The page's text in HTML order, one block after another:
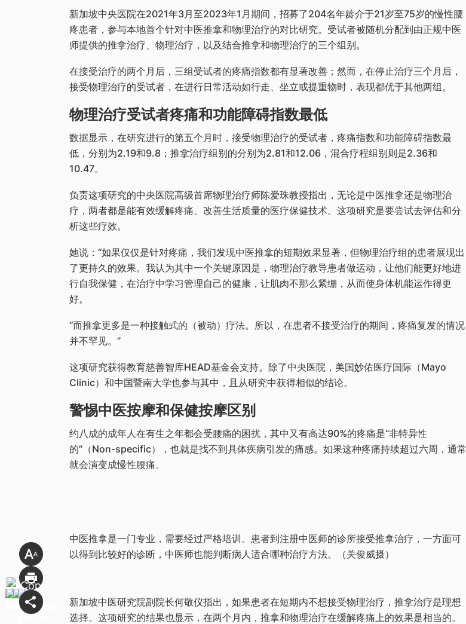
新加坡中央医院在2021年3月至2023年1月期间，招募了204名年龄介于21岁至75岁的慢性腰
疼患者，参与本地首个针对中医推拿和物理治疗的对比研究。受试者被随机分配到由正规中医
师提供的推拿治疗、物理治疗，以及结合推拿和物理治疗的三个组别。
在接受治疗的两个月后，三组受试者的疼痛指数都有显著改善；然而，在停止治疗三个月后，
接受物理治疗的受试者，在进行日常活动如行走、坐立或提重物时，表现都优于其他两组。
物理治疗受试者疼痛和功能障碍指数最低
数据显示，在研究进行的第五个月时，接受物理治疗的受试者，疼痛指数和功能障碍指数最
低，分别为2.19和9.8；推拿治疗组别的分别为2.81和12.06，混合疗程组别则是2.36和
10.47。
负责这项研究的中央医院高级首席物理治疗师陈爱珠教授指出，无论是中医推拿还是物理治
疗，两者都是能有效缓解疼痛、改善生活质量的医疗保健技术。这项研究是要尝试去评估和分
析这些疗效。
她说：“如果仅仅是针对疼痛，我们发现中医推拿的短期效果显著，但物理治疗组的患者展现出
了更持久的效果。我认为其中一个关键原因是，物理治疗教导患者做运动，让他们能更好地进
行自我保健，在治疗中学习管理自己的健康，让肌肉不那么紧绷，从而使身体机能运作得更
好。
“而推拿更多是一种接触式的（被动）疗法。所以，在患者不接受治疗的期间，疼痛复发的情况
并不罕见。”
这项研究获得教育慈善智库HEAD基金会支持。除了中央医院，美国妙佑医疗国际（Mayo
Clinic）和中国暨南大学也参与其中，且从研究中获得相似的结论。
警惕中医按摩和保健按摩区别
约八成的成年人在有生之年都会受腰痛的困扰，其中又有高达90%的疼痛是“非特异性
的”（Non-specific），也就是找不到具体疾病引发的痛感。如果这种疼痛持续超过六周，通常
就会演变成慢性腰痛。
中医推拿是一门专业，需要经过严格培训。患者到注册中医师的诊所接受推拿治疗，一方面可
以得到比较好的诊断，中医师也能判断病人适合哪种治疗方法。（关俊威摄）
新加坡中医研究院副院长何敬仪指出，如果患者在短期内不想接受物理治疗，推拿治疗是理想
选择。这项研究的结果也显示，在两个月内，推拿和物理治疗在缓解疼痛上的效果是相当的。